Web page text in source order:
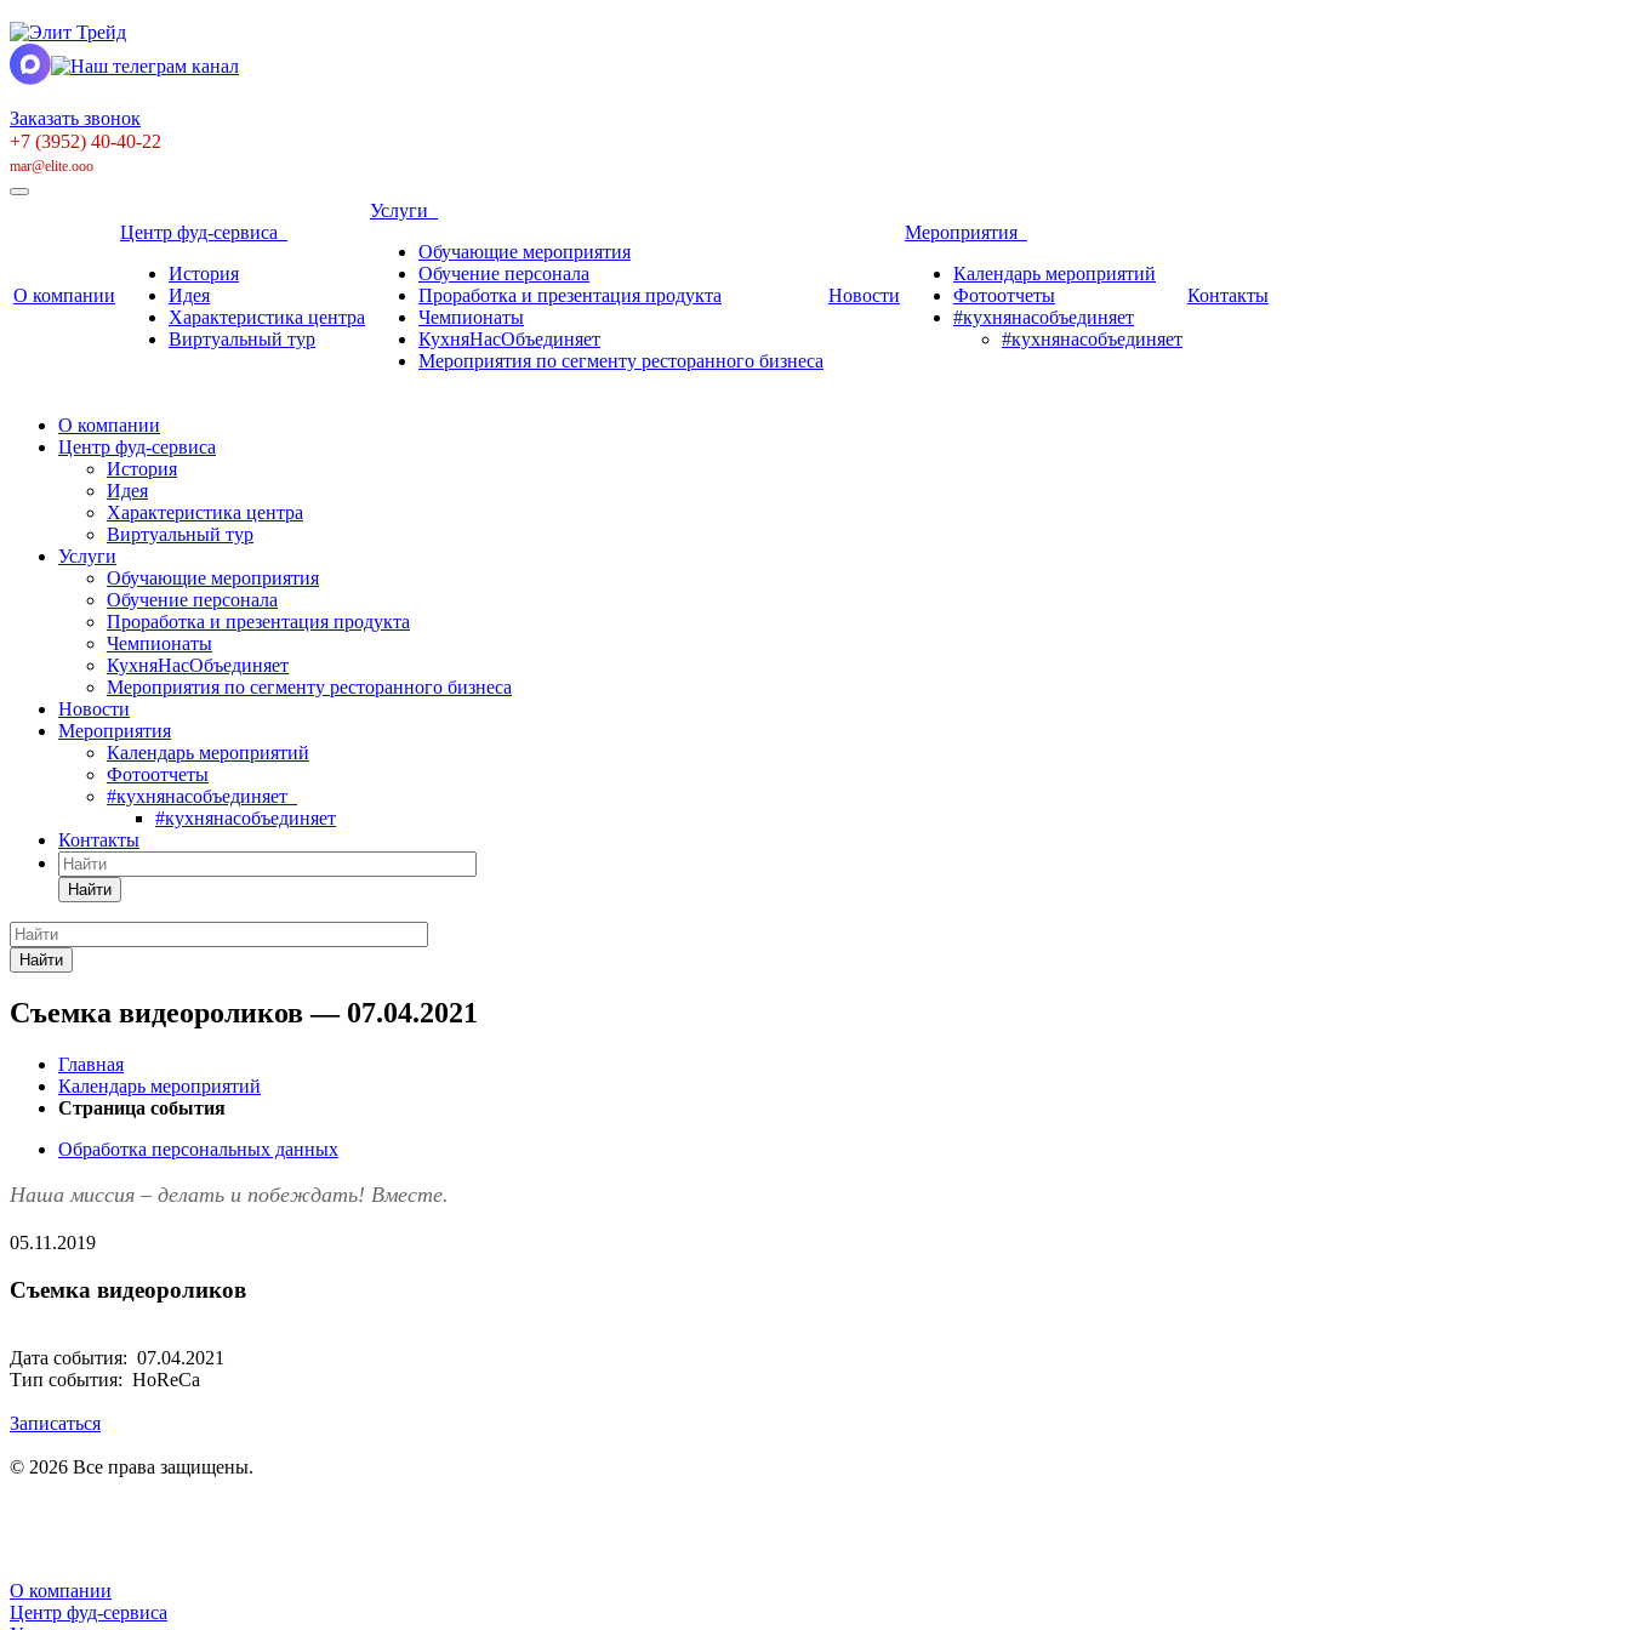
Заказать звонок
+7 (3952) 40-40-22
mar@elite.ooo
О компании
Центр фуд-сервиса
История
Идея
Характеристика центра
Виртуальный тур
Услуги
Обучающие мероприятия
Обучение персонала
Проработка и презентация продукта
Чемпионаты
КухняНасОбъединяет
Мероприятия по сегменту ресторанного бизнеса
Новости
Мероприятия
Календарь мероприятий
Фотоотчеты
#кухнянасобъединяет
#кухнянасобъединяет
Контакты
О компании
Центр фуд-сервиса
История
Идея
Характеристика центра
Виртуальный тур
Услуги
Обучающие мероприятия
Обучение персонала
Проработка и презентация продукта
Чемпионаты
КухняНасОбъединяет
Мероприятия по сегменту ресторанного бизнеса
Новости
Мероприятия
Календарь мероприятий
Фотоотчеты
#кухнянасобъединяет
#кухнянасобъединяет
Контакты
Найти
Найти
Съемка видеороликов — 07.04.2021
Главная
Календарь мероприятий
Страница события
Обработка персональных данных
Наша миссия – делать и побеждать! Вместе.
05.11.2019
Съемка видеороликов
Дата события: 07.04.2021
Тип события: HoReCa
Записаться
© 2026 Все права защищены.
О компании
Центр фуд-сервиса